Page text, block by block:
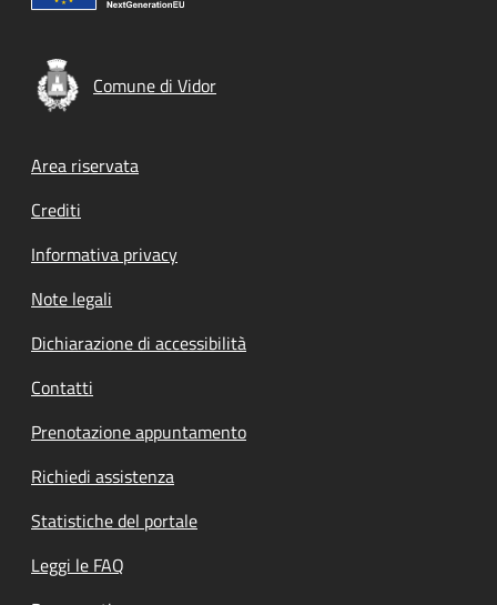
Comune di Vidor
Footer menu
Area riservata
Crediti
Informativa privacy
Note legali
Dichiarazione di accessibilità
Contatti
Prenotazione appuntamento
Richiedi assistenza
Statistiche del portale
Leggi le FAQ